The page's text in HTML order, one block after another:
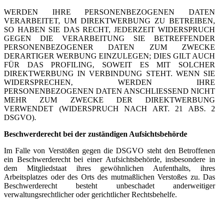
WERDEN IHRE PERSONENBEZOGENEN DATEN
VERARBEITET, UM DIREKTWERBUNG ZU BETREIBEN,
SO HABEN SIE DAS RECHT, JEDERZEIT WIDERSPRUCH
GEGEN DIE VERARBEITUNG SIE BETREFFENDER
PERSONENBEZOGENER DATEN ZUM ZWECKE
DERARTIGER WERBUNG EINZULEGEN; DIES GILT AUCH
FÜR DAS PROFILING, SOWEIT ES MIT SOLCHER
DIREKTWERBUNG IN VERBINDUNG STEHT. WENN SIE
WIDERSPRECHEN, WERDEN IHRE
PERSONENBEZOGENEN DATEN ANSCHLIESSEND NICHT
MEHR ZUM ZWECKE DER DIREKTWERBUNG
VERWENDET (WIDERSPRUCH NACH ART. 21 ABS. 2
DSGVO).
Beschwerde­recht bei der zuständigen Aufsichts­behörde
Im Falle von Verstößen gegen die DSGVO steht den Betroffenen
ein Beschwerderecht bei einer Aufsichtsbehörde, insbesondere in
dem Mitgliedstaat ihres gewöhnlichen Aufenthalts, ihres
Arbeitsplatzes oder des Orts des mutmaßlichen Verstoßes zu. Das
Beschwerderecht besteht unbeschadet anderweitiger
verwaltungsrechtlicher oder gerichtlicher Rechtsbehelfe.